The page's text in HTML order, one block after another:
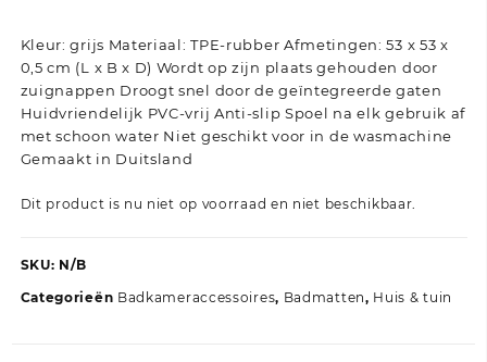
Kleur: grijs Materiaal: TPE-rubber Afmetingen: 53 x 53 x
0,5 cm (L x B x D) Wordt op zijn plaats gehouden door
zuignappen Droogt snel door de geïntegreerde gaten
Huidvriendelijk PVC-vrij Anti-slip Spoel na elk gebruik af
met schoon water Niet geschikt voor in de wasmachine
Gemaakt in Duitsland
Dit product is nu niet op voorraad en niet beschikbaar.
SKU: N/B
Categorieën Badkameraccessoires, Badmatten, Huis & tuin